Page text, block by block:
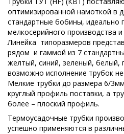
оптимизированной намоткой в
стандартные бобины, идеально
мелкосерийного производства
Линейка типоразмеров
рядом и гаммой из 7
желтый, синий, зеленый, белый,
возможно исполнение трубок
Мелкие трубки до размера 6/
круглый профиль поставки, а
более – плоский профиль.
Термоусадочные трубки
успешно применяются в